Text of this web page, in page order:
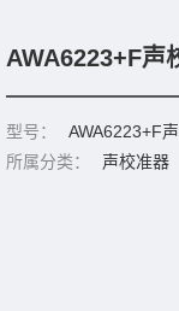
AWA6223+F声
型号：
AWA6223+F
所属分类：
声校准器